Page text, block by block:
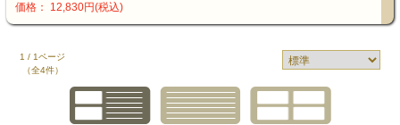
価格： 12,830円(税込)
1 / 1ページ
（全4件）